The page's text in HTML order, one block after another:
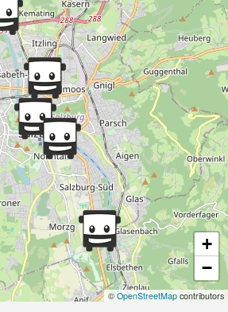
+
−
© OpenStreetMap contributors